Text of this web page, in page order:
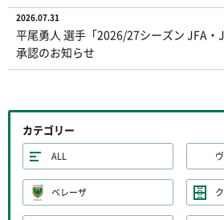
2026.07.31
平尾勇人 選手「2026/27シーズン JFA・
承認のお知らせ
カテゴリー
ALL
ベレーザ